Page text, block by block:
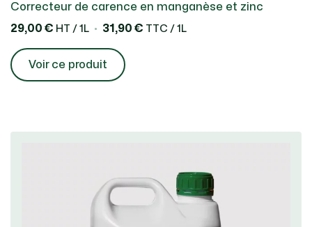
Correcteur de carence en manganèse et zinc
29,00 € HT / 1L 31,90 € TTC / 1L
Voir ce produit